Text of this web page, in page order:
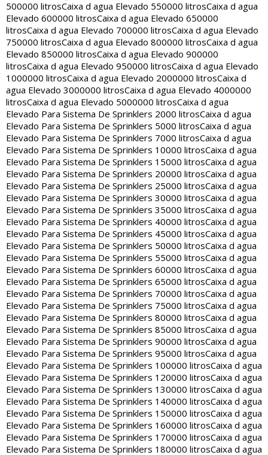
500000 litrosCaixa d agua Elevado 550000 litrosCaixa d agua
Elevado 600000 litrosCaixa d agua Elevado 650000
litrosCaixa d agua Elevado 700000 litrosCaixa d agua Elevado
750000 litrosCaixa d agua Elevado 800000 litrosCaixa d agua
Elevado 850000 litrosCaixa d agua Elevado 900000
litrosCaixa d agua Elevado 950000 litrosCaixa d agua Elevado
1000000 litrosCaixa d agua Elevado 2000000 litrosCaixa d
agua Elevado 3000000 litrosCaixa d agua Elevado 4000000
litrosCaixa d agua Elevado 5000000 litrosCaixa d agua
Elevado Para Sistema De Sprinklers 2000 litrosCaixa d agua
Elevado Para Sistema De Sprinklers 5000 litrosCaixa d agua
Elevado Para Sistema De Sprinklers 7000 litrosCaixa d agua
Elevado Para Sistema De Sprinklers 10000 litrosCaixa d agua
Elevado Para Sistema De Sprinklers 15000 litrosCaixa d agua
Elevado Para Sistema De Sprinklers 20000 litrosCaixa d agua
Elevado Para Sistema De Sprinklers 25000 litrosCaixa d agua
Elevado Para Sistema De Sprinklers 30000 litrosCaixa d agua
Elevado Para Sistema De Sprinklers 35000 litrosCaixa d agua
Elevado Para Sistema De Sprinklers 40000 litrosCaixa d agua
Elevado Para Sistema De Sprinklers 45000 litrosCaixa d agua
Elevado Para Sistema De Sprinklers 50000 litrosCaixa d agua
Elevado Para Sistema De Sprinklers 55000 litrosCaixa d agua
Elevado Para Sistema De Sprinklers 60000 litrosCaixa d agua
Elevado Para Sistema De Sprinklers 65000 litrosCaixa d agua
Elevado Para Sistema De Sprinklers 70000 litrosCaixa d agua
Elevado Para Sistema De Sprinklers 75000 litrosCaixa d agua
Elevado Para Sistema De Sprinklers 80000 litrosCaixa d agua
Elevado Para Sistema De Sprinklers 85000 litrosCaixa d agua
Elevado Para Sistema De Sprinklers 90000 litrosCaixa d agua
Elevado Para Sistema De Sprinklers 95000 litrosCaixa d agua
Elevado Para Sistema De Sprinklers 100000 litrosCaixa d agua
Elevado Para Sistema De Sprinklers 120000 litrosCaixa d agua
Elevado Para Sistema De Sprinklers 130000 litrosCaixa d agua
Elevado Para Sistema De Sprinklers 140000 litrosCaixa d agua
Elevado Para Sistema De Sprinklers 150000 litrosCaixa d agua
Elevado Para Sistema De Sprinklers 160000 litrosCaixa d agua
Elevado Para Sistema De Sprinklers 170000 litrosCaixa d agua
Elevado Para Sistema De Sprinklers 180000 litrosCaixa d agua